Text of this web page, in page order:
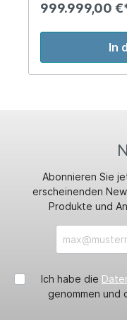
999.999,00
In
Abonnieren Sie
erscheinenden
Produkte und
Ich habe die
genommen und